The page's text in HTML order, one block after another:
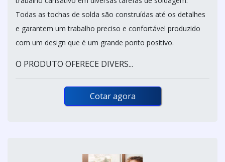
Todas as tochas de solda são construídas até os detalhes
e garantem um trabalho preciso e confortável produzido
com um design que é um grande ponto positivo.
O PRODUTO OFERECE DIVERS...
Cotar agora